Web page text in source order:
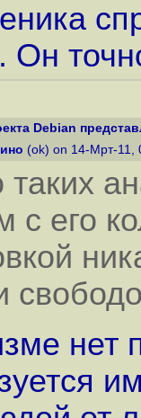
Он
Debian
(ok) on 14-Мрт-11,
с его
нет